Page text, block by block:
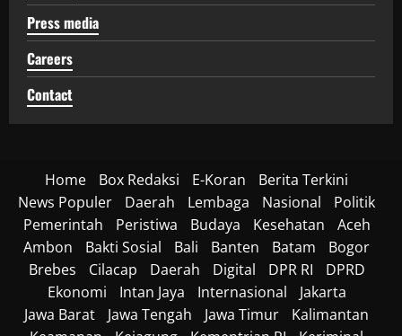
Press media
Careers
Contact
Home Box Redaksi E-Koran
Berita Terkini
News Populer
Daerah Lembaga Nasional
Politik
Pemerintah
Peristiwa Budaya Kesehatan
Aceh
Ambon
Bakti Sosial Bali Banten Batam
Bogor
Brebes
Cilacap Daerah Digital DPR RI
DPRD
Ekonomi
Intan Jaya Internasional
Jakarta
Jawa Barat
Jawa Tengah Jawa Timur
Kalimantan